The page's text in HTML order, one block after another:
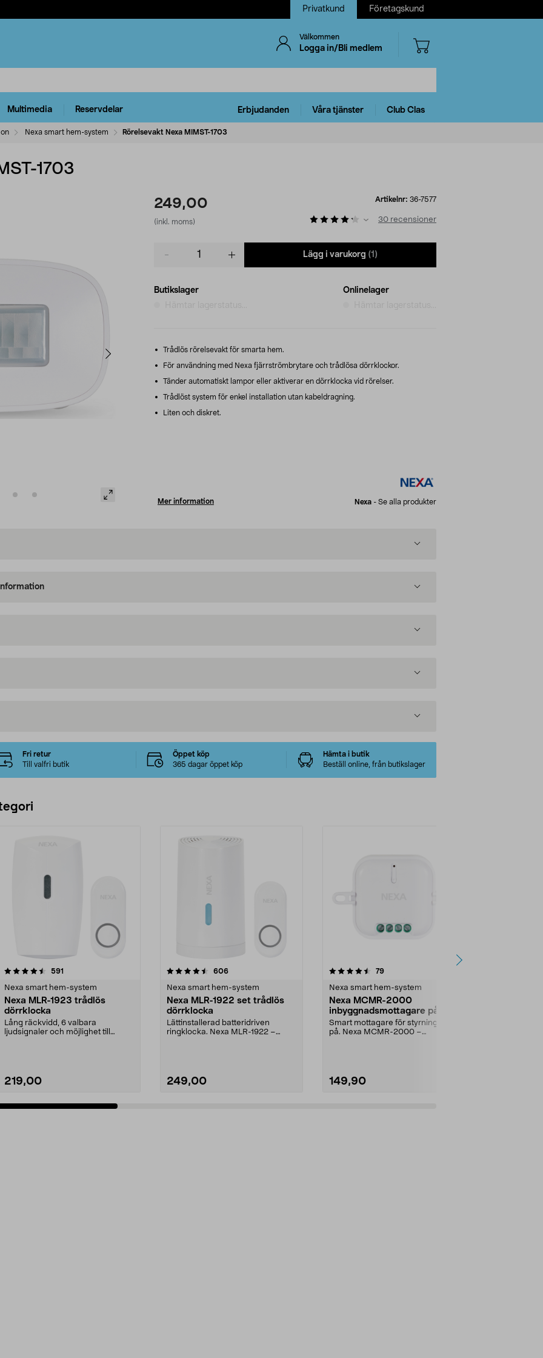
Privatkund Företagskund
Välkommen
Logga in/Bli medlem
Multimedia Reservdelar Erbjudanden Våra tjänster Club Clas
Nexa smart hem-system Rörelsevakt Nexa MIMST-1703
1703
249,00
(inkl. moms)
Artikelnr: 36-7577
30 recensioner
Lägg i varukorg (1)
Butikslager
Onlinelager
Trådlös rörelsevakt för smarta hem.
För användning med Nexa fjärrströmbrytare och trådlösa dörrklockor.
Tänder automatiskt lampor eller aktiverar en dörrklocka vid rörelser.
Trådlöst system för enkel installation utan kabeldragning.
Liten och diskret.
Mer information Nexa - Se alla produkter
Fri retur
Till valfri butik
Öppet köp
365 dagar öppet köp
Hämta i butik
Beställ online, från butikslager
591
Nexa smart hem-system
Nexa MLR-1923 trådlös
dörrklocka
Lång räckvidd, 6 valbara
ljudsignaler och möjlighet till
219,00
4.5 av 5 stjärnor 606recensioner
Nexa smart hem-system
Nexa MLR-1922 set trådlös
dörrklocka
Lättinstallerad batteridriven
ringklocka. Nexa MLR-1922 –
249,00
4.5 av 5 stjärnor 79recensioner
Nexa smart hem-system
Nexa MCMR-2000
inbyggnadsmottagare på/av
Smart mottagare för styrning av /
på. Nexa MCMR-2000 –
149,90
4.5 av 5 stjärnor